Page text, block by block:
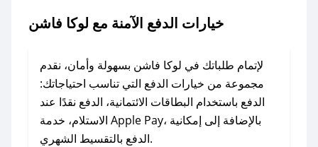
### ماذا أفعل إذا لم يعمل كود الخصم؟
الرسائل الخاصة على تويتر أو البريد الإلكتروني،
وسنقوم بحل المشكلة في أسرع وقت ممكن.
### ماذا أفعل إذا لم أجد كود خصم لمتجري
المفضل؟
خيارات الدفع الآمنة مع لوكا فاشن
لإتمام طلباتك في لوكا فاشن بسهولة وأمان، نقدم
مجموعة من خيارات الدفع التي تناسب احتياجاتك:
الدفع باستخدام البطاقات الائتمانية، الدفع نقدًا عند
الاستلام، خدمة Apple Pay، بالإضافة إلى إمكانية
الدفع بالتقسيط الشهري.